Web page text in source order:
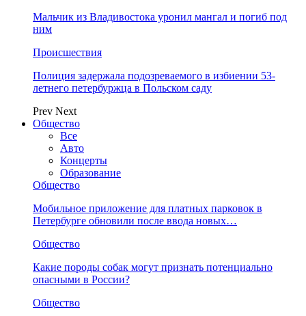
Мальчик из Владивостока уронил мангал и погиб под
ним
Происшествия
Полиция задержала подозреваемого в избиении 53-
летнего петербуржца в Польском саду
Prev Next
Общество
Все
Авто
Концерты
Образование
Общество
Мобильное приложение для платных парковок в
Петербурге обновили после ввода новых…
Общество
Какие породы собак могут признать потенциально
опасными в России?
Общество